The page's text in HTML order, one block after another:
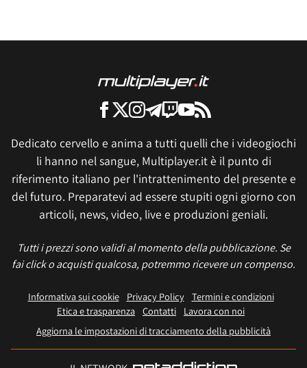
Dedicato cervello e anima a tutti quelli che i videogiochi
li hanno nel sangue, Multiplayer.it è il punto di
riferimento italiano per l'intrattenimento del presente e
del futuro. Preparatevi ad essere stupiti ogni giorno con
articoli, news, video, live e produzioni geniali.
Tutti i prezzi sono validi al momento della pubblicazione. Se
fai click o acquisti qualcosa, potremmo ricevere un compenso.
Informativa sui cookie Privacy Policy
Termini e condizioni
Etica e trasparenza Contatti
Lavora con noi
Aggiorna le impostazioni di tracciamento della pubblicità